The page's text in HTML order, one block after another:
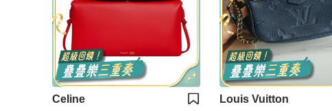
Celine Louis Vuitton